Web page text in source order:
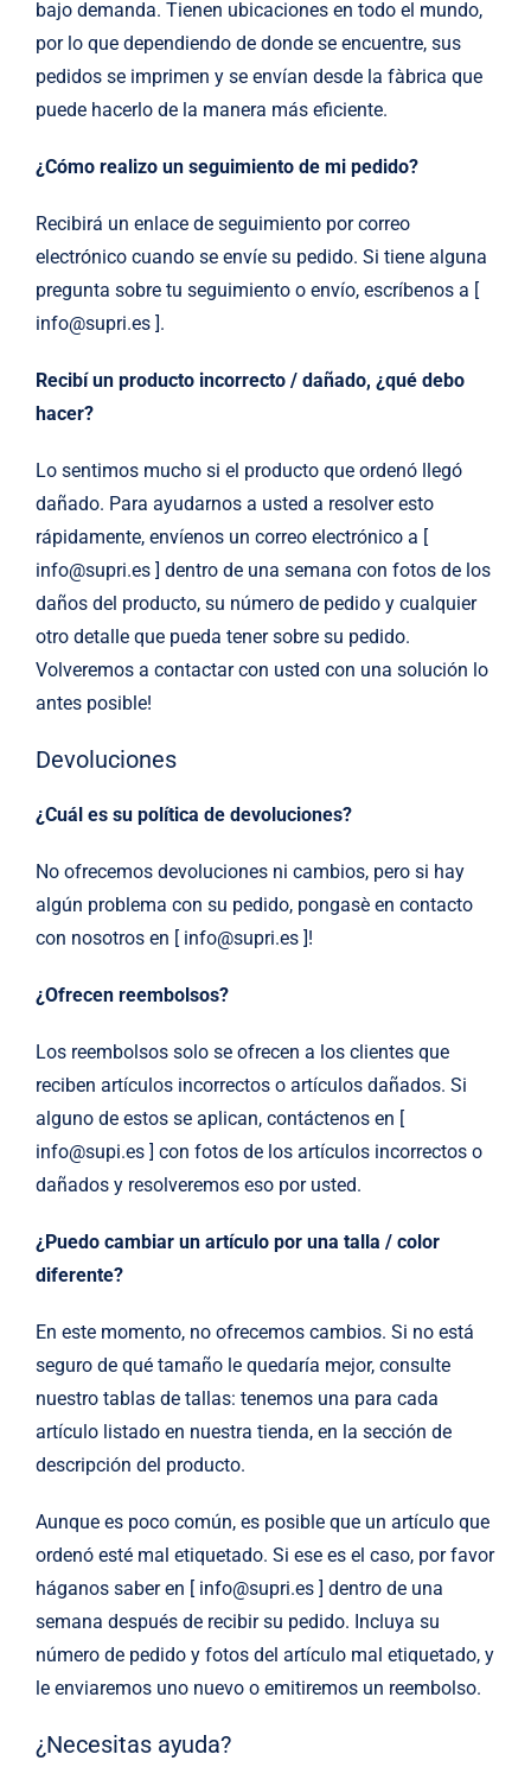
bajo demanda. Tienen ubicaciones en todo el mundo,
por lo que dependiendo de donde se encuentre, sus
pedidos se imprimen y se envían desde la fàbrica que
puede hacerlo de la manera más eficiente.
¿Cómo realizo un seguimiento de mi pedido?
Recibirá un enlace de seguimiento por correo
electrónico cuando se envíe su pedido. Si tiene alguna
pregunta sobre tu seguimiento o envío, escríbenos a [
info@supri.es ].
Recibí un producto incorrecto / dañado, ¿qué debo
hacer?
Lo sentimos mucho si el producto que ordenó llegó
dañado. Para ayudarnos a usted a resolver esto
rápidamente, envíenos un correo electrónico a [
info@supri.es ] dentro de una semana con fotos de los
daños del producto, su número de pedido y cualquier
otro detalle que pueda tener sobre su pedido.
Volveremos a contactar con usted con una solución lo
antes posible!
Devoluciones
¿Cuál es su política de devoluciones?
No ofrecemos devoluciones ni cambios, pero si hay
algún problema con su pedido, pongasè en contacto
con nosotros en [ info@supri.es ]!
¿Ofrecen reembolsos?
Los reembolsos solo se ofrecen a los clientes que
reciben artículos incorrectos o artículos dañados. Si
alguno de estos se aplican, contáctenos en [
info@supi.es ] con fotos de los artículos incorrectos o
dañados y resolveremos eso por usted.
¿Puedo cambiar un artículo por una talla / color
diferente?
En este momento, no ofrecemos cambios. Si no está
seguro de qué tamaño le quedaría mejor, consulte
nuestro tablas de tallas: tenemos una para cada
artículo listado en nuestra tienda, en la sección de
descripción del producto.
Aunque es poco común, es posible que un artículo que
ordenó esté mal etiquetado. Si ese es el caso, por favor
háganos saber en [ info@supri.es ] dentro de una
semana después de recibir su pedido. Incluya su
número de pedido y fotos del artículo mal etiquetado, y
le enviaremos uno nuevo o emitiremos un reembolso.
¿Necesitas ayuda?